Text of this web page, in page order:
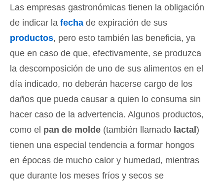
Las empresas gastronómicas tienen la obligación
de indicar la fecha de expiración de sus
productos, pero esto también las beneficia, ya
que en caso de que, efectivamente, se produzca
la descomposición de uno de sus alimentos en el
día indicado, no deberán hacerse cargo de los
daños que pueda causar a quien lo consuma sin
hacer caso de la advertencia. Algunos productos,
como el pan de molde (también llamado lactal )
tienen una especial tendencia a formar hongos
en épocas de mucho calor y humedad, mientras
que durante los meses fríos y secos se